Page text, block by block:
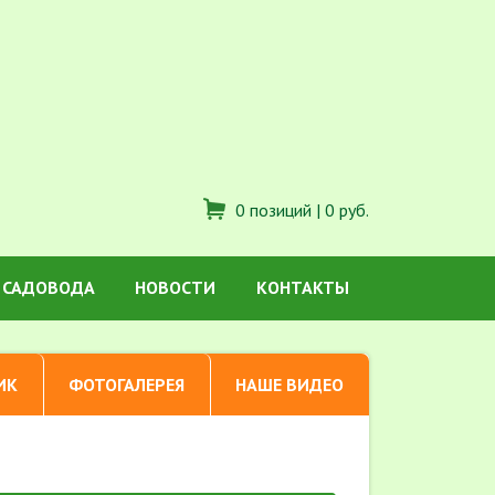
0 позиций | 0 руб.
НОВОСТИ КОНТАКТЫ
ФОТОГАЛЕРЕЯ НАШЕ ВИДЕО